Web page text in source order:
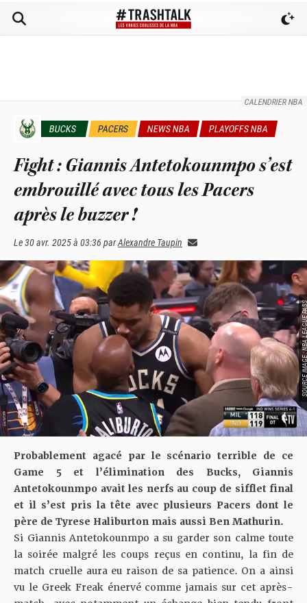
CALENDRIER NBA
BUCKS PACERS NEWS NBA PLAYOFFS NBA
Fight : Giannis Antetokounmpo s’est
embrouillé avec tous les Pacers
après le buzzer !
Le30 avr. 2025 à 03:36 parAlexandre Taupin
SOURCE
Probablement agacé par le scénario terrible de ce
Game 5et l’élimination des Bucks, Giannis
Antetokounmpo avait les nerfs au coup de sifflet final
et il s’est pris la tête avec plusieurs Pacers dont le
père de Tyrese Haliburton mais aussi Ben Mathurin.
Si Giannis Antetokounmpo a su garder son calme toute
la soirée malgré les coups reçus en continu, la fin de
match cruelle aura eu raison de sa patience. On a ainsi
vu le Greek Freak énervé comme jamais sur cet après-